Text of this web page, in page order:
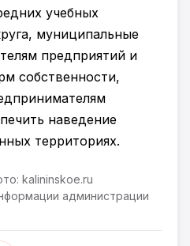
учебных
муниципальные
предприятий и
собственности,
наведение
территориях.
kalininskoe.ru
администрации